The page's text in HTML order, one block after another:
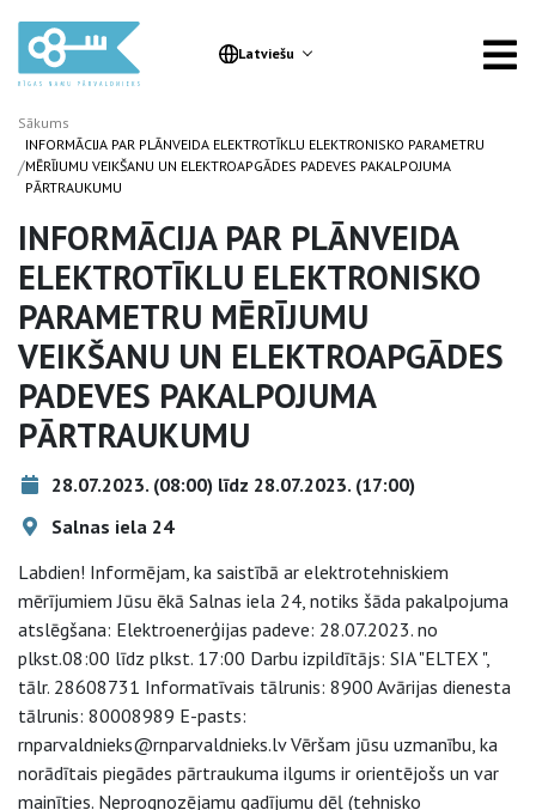
Latviešu
Sākums
/
INFORMĀCIJA PAR PLĀNVEIDA ELEKTROTĪKLU ELEKTRONISKO PARAMETRU
MĒRĪJUMU VEIKŠANU UN ELEKTROAPGĀDES PADEVES PAKALPOJUMA
PĀRTRAUKUMU
INFORMĀCIJA PAR PLĀNVEIDA
ELEKTROTĪKLU ELEKTRONISKO
PARAMETRU MĒRĪJUMU
VEIKŠANU UN ELEKTROAPGĀDES
PADEVES PAKALPOJUMA
PĀRTRAUKUMU
28.07.2023. (08:00) līdz 28.07.2023. (17:00)
Salnas iela 24
Labdien! Informējam, ka saistībā ar elektrotehniskiem
mērījumiem Jūsu ēkā Salnas iela 24, notiks šāda pakalpojuma
atslēgšana: Elektroenerģijas padeve: 28.07.2023. no
plkst.08:00 līdz plkst. 17:00 Darbu izpildītājs: SIA "ELTEX ",
tālr. 28608731 Informatīvais tālrunis: 8900 Avārijas dienesta
tālrunis: 80008989 E-pasts:
rnparvaldnieks@rnparvaldnieks.lv Vēršam jūsu uzmanību, ka
norādītais piegādes pārtraukuma ilgums ir orientējošs un var
mainīties. Neprognozējamu gadījumu dēļ (tehnisko